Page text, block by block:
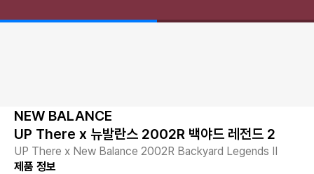
NEW BALANCE
UP There x 뉴발란스 2002R 백야드 레전드 2
UP There x New Balance 2002R Backyard Legends II
제품 정보